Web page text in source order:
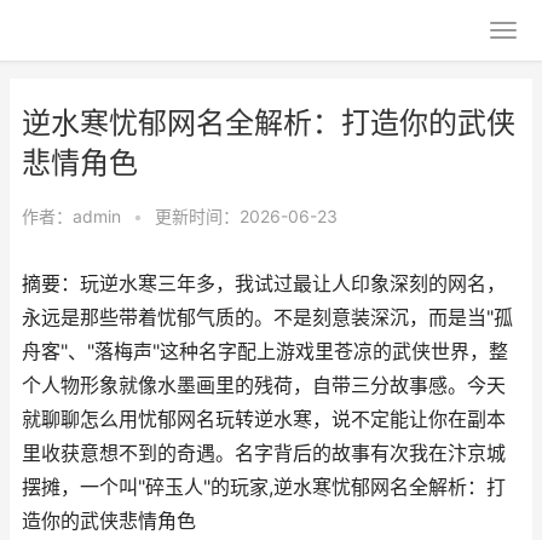
逆水寒忧郁网名全解析：打造你的武侠
悲情角色
作者： admin • 更新时间：2026-06-23
摘要：玩逆水寒三年多，我试过最让人印象深刻的网名，
永远是那些带着忧郁气质的。不是刻意装深沉，而是当"孤
舟客"、"落梅声"这种名字配上游戏里苍凉的武侠世界，整
个人物形象就像水墨画里的残荷，自带三分故事感。今天
就聊聊怎么用忧郁网名玩转逆水寒，说不定能让你在副本
里收获意想不到的奇遇。名字背后的故事有次我在汴京城
摆摊，一个叫"碎玉人"的玩家,逆水寒忧郁网名全解析：打
造你的武侠悲情角色